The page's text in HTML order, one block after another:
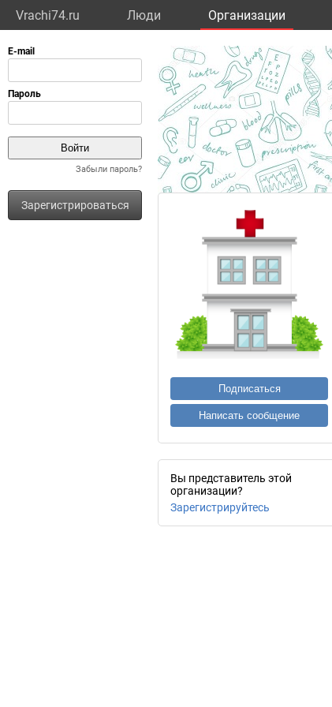
Vrachi74.ru Люди Организации
Забыли пароль?
Зарегистрироваться
Подписаться
Написать сообщение
Вы представитель этой
организации?
Зарегистрируйтесь